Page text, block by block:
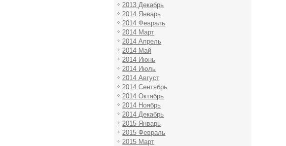
2013 Декабрь
2014 Январь
2014 Февраль
2014 Март
2014 Апрель
2014 Май
2014 Июнь
2014 Июль
2014 Август
2014 Сентябрь
2014 Октябрь
2014 Ноябрь
2014 Декабрь
2015 Январь
2015 Февраль
2015 Март